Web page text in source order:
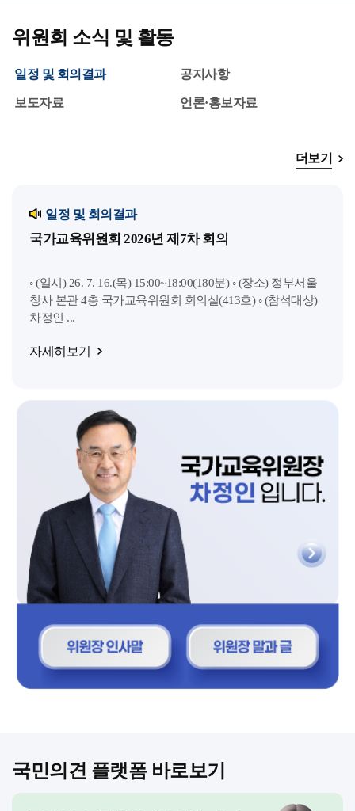
위원회 소식 및 활동
일정 및 회의결과
일정 및 회의결과
국가교육위원회 2026년 제7차 회의
◦ (일시) 26. 7. 16.(목) 15:00~18:00(180분) ◦ (장소) 정부서울
청사 본관 4층 국가교육위원회 회의실(413호) ◦ (참석대상)
차정인 ...
자세히보기
더보기
공지사항
보도자료 언론·홍보자료
국민의견 플랫폼 바로보기